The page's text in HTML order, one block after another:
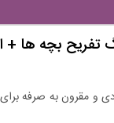
تفریح بچه ها +
و مقرون به صرفه